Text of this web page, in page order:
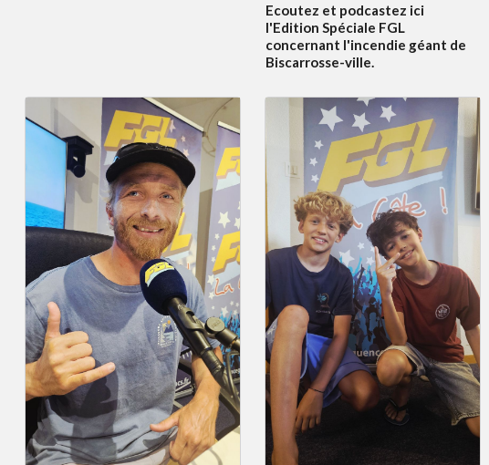
Ecoutez et podcastez ici
l'Edition Spéciale FGL
concernant l'incendie géant de
Biscarrosse-ville.